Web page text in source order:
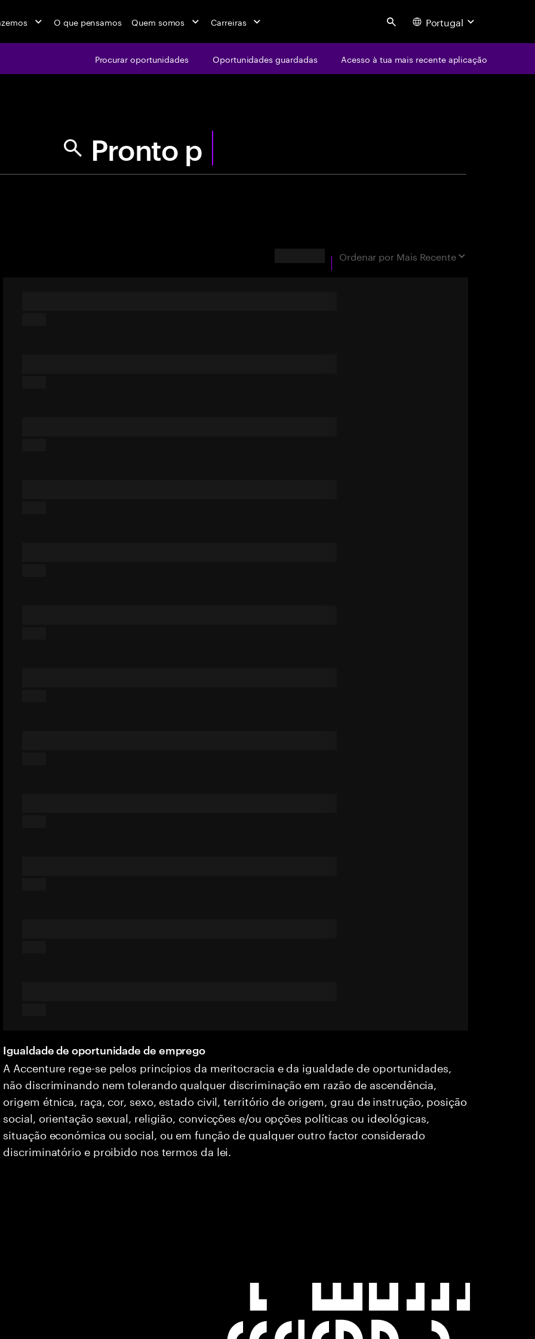
O que pensamos Quem somos Carreiras Search Portugal
Procurar oportunidades Oportunidades guardadas Acesso à tua mais recente aplicação
Ordenar por Mais Recente
Igualdade de oportunidade de emprego
A Accenture rege-se pelos princípios da meritocracia e da igualdade de oportunidades,
não discriminando nem tolerando qualquer discriminação em razão de ascendência,
origem étnica, raça, cor, sexo, estado civil, território de origem, grau de instrução, posição
social, orientação sexual, religião, convicções e/ou opções políticas ou ideológicas,
situação económica ou social, ou em função de qualquer outro factor considerado
discriminatório e proibido nos termos da lei.